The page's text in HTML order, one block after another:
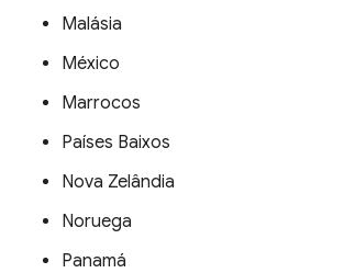
Malásia
México
Marrocos
Países Baixos
Nova Zelândia
Noruega
Panamá